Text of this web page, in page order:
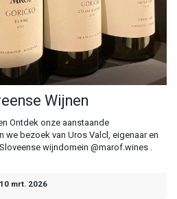
Wijnen
Ontdek onze aanstaande
we bezoek van Uros Valcl, eigenaar en
wijndomein @marof.wines .
10 mrt. 2026